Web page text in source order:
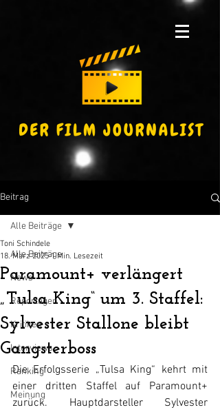
Beitrag
Alle Beiträge
News
Reportagen
Kritiken
Interviews
Ranking
Meinung
Alle Beiträge
Paramount+ verlängert
„Tulsa King“ um 3. Staffel:
Sylvester Stallone bleibt
Gangsterboss
Toni Schindele
18. März 2025 1 Min. Lesezeit
Die Erfolgsserie „Tulsa King“ kehrt mit
einer dritten Staffel auf Paramount+
zurück. Hauptdarsteller Sylvester